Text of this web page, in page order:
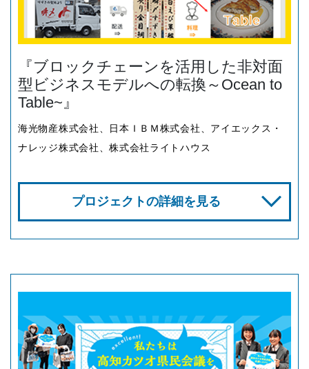
『ブロックチェーンを活用した非対面
型ビジネスモデルへの転換～Ocean to
Table~』
海光物産株式会社、日本ＩＢＭ株式会社、アイエックス・
ナレッジ株式会社、株式会社ライトハウス
プロジェクトの詳細を見る